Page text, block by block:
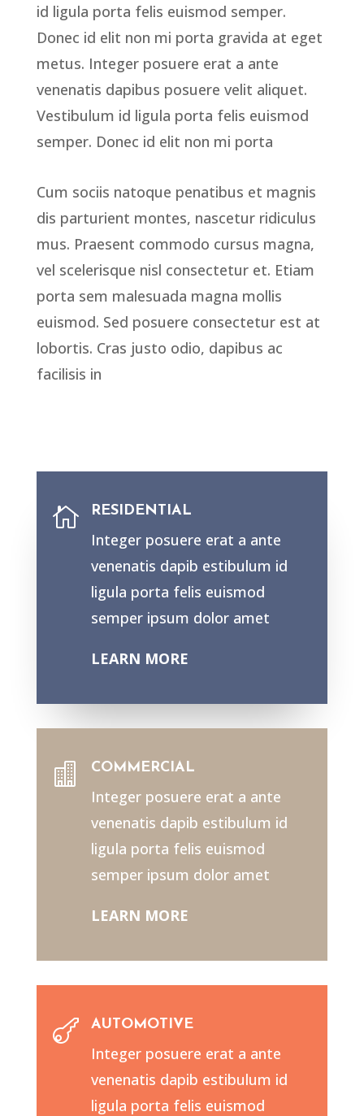
id ligula porta felis euismod semper.
Donec id elit non mi porta gravida at eget
metus. Integer posuere erat a ante
venenatis dapibus posuere velit aliquet.
Vestibulum id ligula porta felis euismod
semper. Donec id elit non mi porta
Cum sociis natoque penatibus et magnis
dis parturient montes, nascetur ridiculus
mus. Praesent commodo cursus magna,
vel scelerisque nisl consectetur et. Etiam
porta sem malesuada magna mollis
euismod. Sed posuere consectetur est at
lobortis. Cras justo odio, dapibus ac
facilisis in
 RESIDENTIAL
Integer posuere erat a ante
venenatis dapib estibulum id
ligula porta felis euismod
semper ipsum dolor amet
LEARN MORE
 COMMERCIAL
Integer posuere erat a ante
venenatis dapib estibulum id
ligula porta felis euismod
semper ipsum dolor amet
LEARN MORE
 AUTOMOTIVE
Integer posuere erat a ante
venenatis dapib estibulum id
ligula porta felis euismod